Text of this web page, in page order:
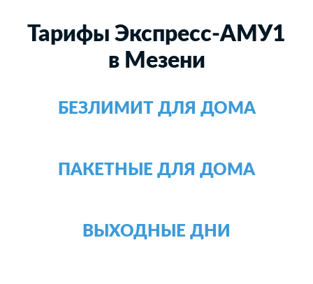
Тарифы Экспресс-АМУ1
в Мезени
БЕЗЛИМИТ ДЛЯ ДОМА
ПАКЕТНЫЕ ДЛЯ ДОМА
ВЫХОДНЫЕ ДНИ